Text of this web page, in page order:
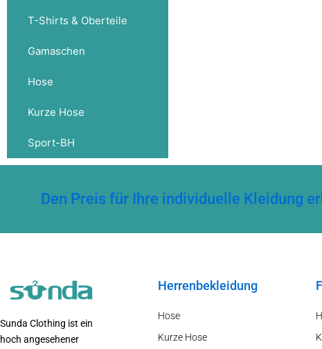
T-Shirts & Oberteile
Gamaschen
Hose
Kurze Hose
Sport-BH
Den Preis für Ihre individuelle Kleidung
Sunda Clothing ist ein
hoch angesehener
Herrenbekleidung
Hose
Kurze Hose